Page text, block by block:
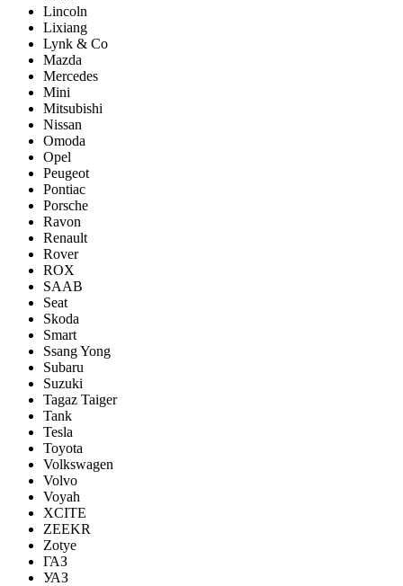
Lincoln
Lixiang
Lynk & Co
Mazda
Mercedes
Mini
Mitsubishi
Nissan
Omoda
Opel
Peugeot
Pontiac
Porsсhe
Ravon
Renault
Rover
ROX
SAAB
Seat
Skoda
Smart
Ssang Yong
Subaru
Suzuki
Tagaz Taiger
Tank
Tesla
Toyota
Volkswagen
Volvo
Voyah
XCITE
ZEEKR
Zotye
ГАЗ
УАЗ